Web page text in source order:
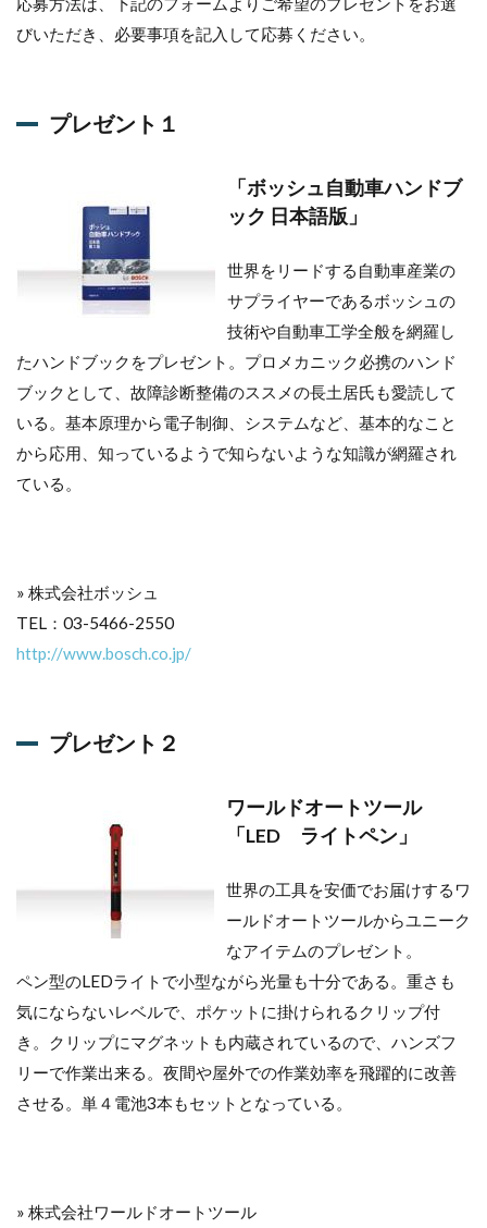
「ボッ
シュ自
本語
版」
ト２
1.2.1
ワール
ドオー
ル
ライト
ペン」
1.3
プレ
「年末
ピッタ
リのア
イテム
福袋」
レ
ォ
びいただき、必要事項を記入して応募ください。
プレゼント１
「ボッシュ自動車ハンドブ
ック 日本語版」
世界をリードする自動車産業の
サプライヤーであるボッシュの
技術や自動車工学全般を網羅し
たハンドブックをプレゼント。プロメカニック必携のハンド
ブックとして、故障診断整備のススメの長土居氏も愛読して
いる。基本原理から電子制御、システムなど、基本的なこと
から応用、知っているようで知らないような知識が網羅され
ている。
» 株式会社ボッシュ
TEL：03-5466-2550
http://www.bosch.co.jp/
プレゼント２
ワールドオートツール
「LED ライトペン」
世界の工具を安価でお届けするワ
ールドオートツールからユニーク
なアイテムのプレゼント。
ペン型のLEDライトで小型ながら光量も十分である。重さも
気にならないレベルで、ポケットに掛けられるクリップ付
き。クリップにマグネットも内蔵されているので、ハンズフ
リーで作業出来る。夜間や屋外での作業効率を飛躍的に改善
させる。単４電池3本もセットとなっている。
» 株式会社ワールドオートツール